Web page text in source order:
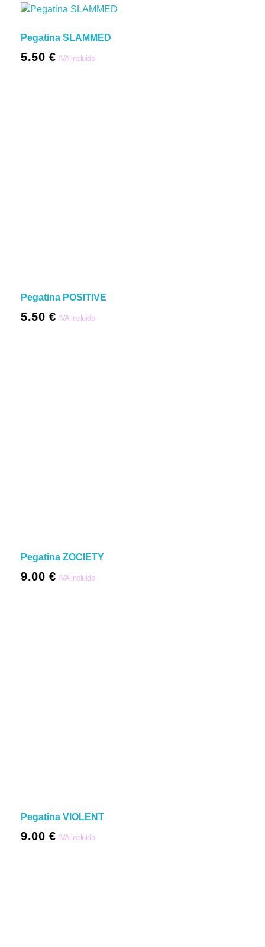
Pegatina SLAMMED
5.50 € IVA incluido
Pegatina POSITIVE
5.50 € IVA incluido
Pegatina ZOCIETY
9.00 € IVA incluido
Pegatina VIOLENT
9.00 € IVA incluido